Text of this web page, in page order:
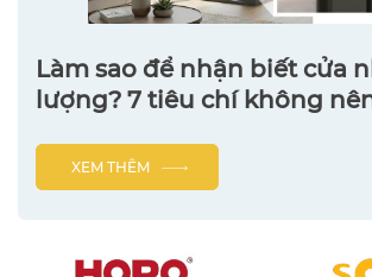
Làm sao để nhận biết cửa
lượng? 7 tiêu chí không
XEM THÊM